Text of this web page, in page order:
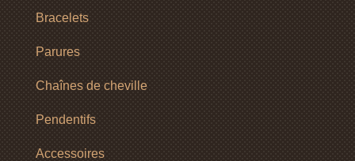
Bracelets
Parures
Chaînes de cheville
Pendentifs
Accessoires